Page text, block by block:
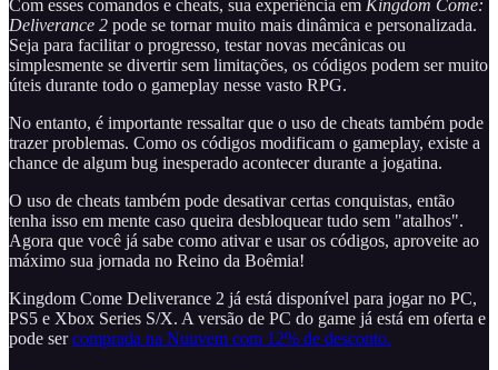
Com esses comandos e cheats, sua experiência em Kingdom Come:
Deliverance 2 pode se tornar muito mais dinâmica e personalizada.
Seja para facilitar o progresso, testar novas mecânicas ou
simplesmente se divertir sem limitações, os códigos podem ser muito
úteis durante todo o gameplay nesse vasto RPG.
No entanto, é importante ressaltar que o uso de cheats também pode
trazer problemas. Como os códigos modificam o gameplay, existe a
chance de algum bug inesperado acontecer durante a jogatina.
O uso de cheats também pode desativar certas conquistas, então
tenha isso em mente caso queira desbloquear tudo sem "atalhos".
Agora que você já sabe como ativar e usar os códigos, aproveite ao
máximo sua jornada no Reino da Boêmia!
Kingdom Come Deliverance 2 já está disponível para jogar no PC,
PS5 e Xbox Series S/X. A versão de PC do game já está em oferta e
pode sercomprada na Nuuvem com 12% de desconto.